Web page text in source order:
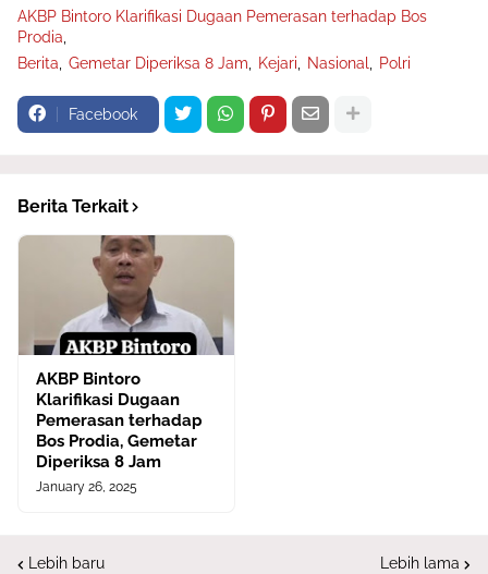
AKBP Bintoro Klarifikasi Dugaan Pemerasan terhadap Bos
Prodia
Berita
Gemetar Diperiksa 8 Jam Kejari Nasional Polri
Facebook
Berita Terkait
AKBP Bintoro
Klarifikasi Dugaan
Pemerasan terhadap
Bos Prodia, Gemetar
Diperiksa 8 Jam
January 26, 2025
Lebih baru Lebih lama